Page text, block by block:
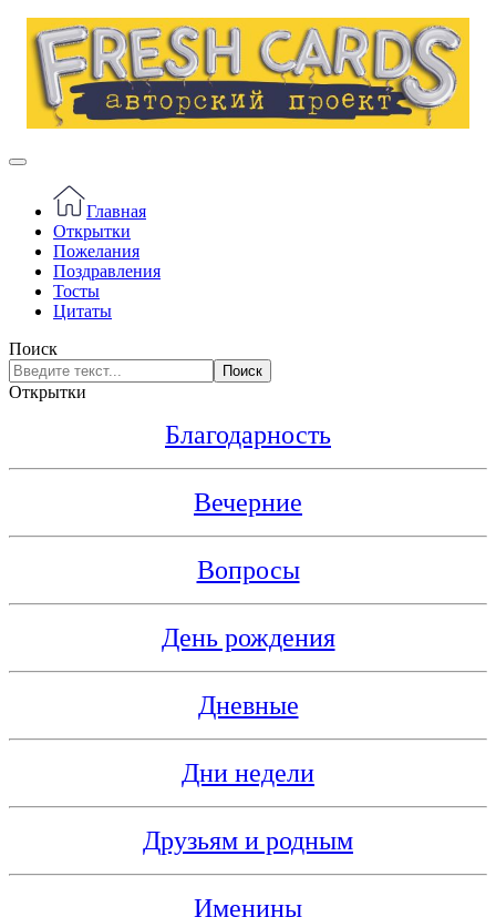
Главная
Открытки
Пожелания
Поздравления
Тосты
Цитаты
Поиск
Поиск
Открытки
Благодарность
Вечерние
Вопросы
День рождения
Дневные
Дни недели
Друзьям и родным
Именины